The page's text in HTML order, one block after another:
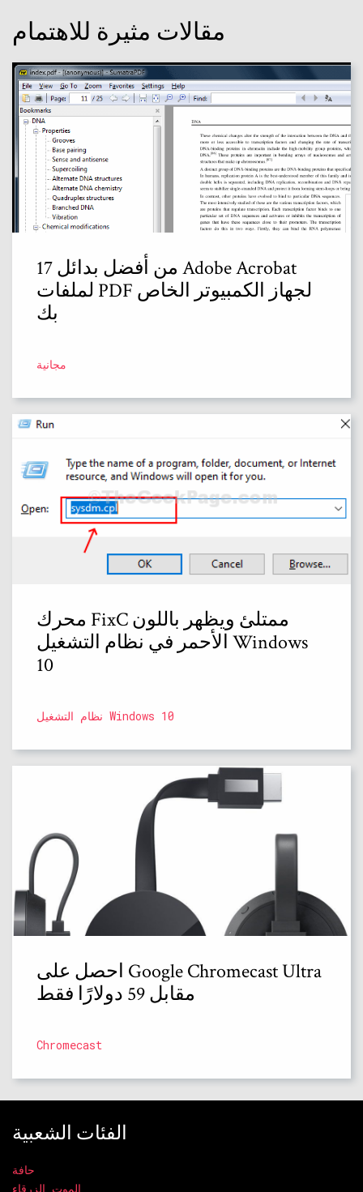
مقالات مثيرة للاهتمام
17 من أفضل بدائل Adobe Acrobat
لملفات PDF لجهاز الكمبيوتر الخاص
بك
مجانية
محرك FixC ممتلئ ويظهر باللون
الأحمر في نظام التشغيل Windows
10
نظام التشغيل Windows 10
احصل على Google Chromecast Ultra
مقابل 59 دولارًا فقط
Chromecast
الفئات الشعبية
حافة
الموت الزرقاء